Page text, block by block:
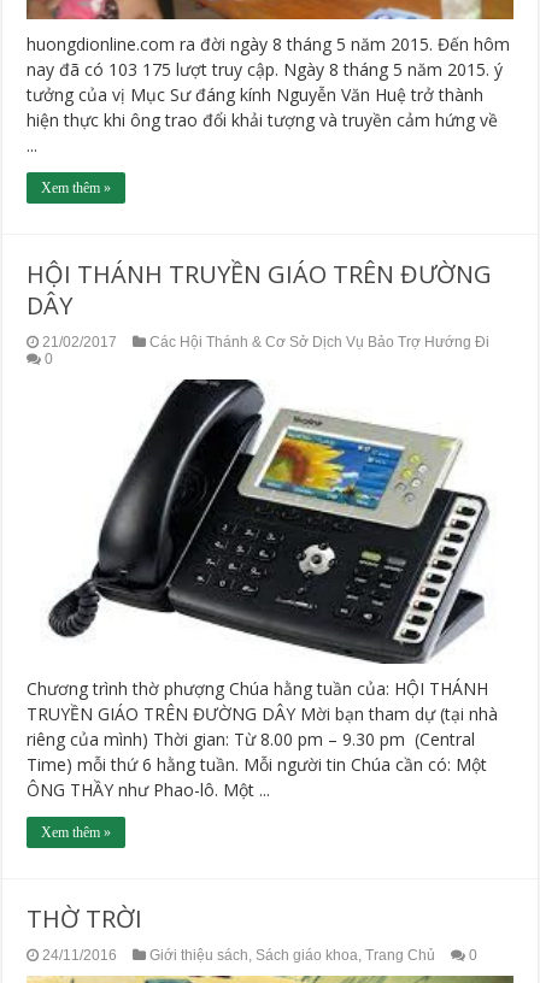
huongdionline.com ra đời ngày 8 tháng 5 năm 2015. Đến hôm
nay đã có 103 175 lượt truy cập. Ngày 8 tháng 5 năm 2015. ý
tưởng của vị Mục Sư đáng kính Nguyễn Văn Huệ trở thành
hiện thực khi ông trao đổi khải tượng và truyền cảm hứng về
...
Xem thêm »
HỘI THÁNH TRUYỀN GIÁO TRÊN ĐƯỜNG
DÂY
21/02/2017
Các Hội Thánh & Cơ Sở Dịch Vụ Bảo Trợ Hướng Đi
0
Chương trình thờ phượng Chúa hằng tuần của: HỘI THÁNH
TRUYỀN GIÁO TRÊN ĐƯỜNG DÂY Mời bạn tham dự (tại nhà
riêng của mình) Thời gian: Từ 8.00 pm – 9.30 pm (Central
Time) mỗi thứ 6 hằng tuần. Mỗi người tin Chúa cần có: Một
ÔNG THẦY như Phao-lô. Một ...
Xem thêm »
THỜ TRỜI
24/11/2016 Giới thiệu sách, Sách giáo khoa,Trang Chủ 0